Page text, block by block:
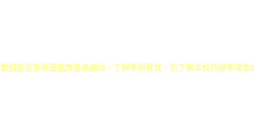
歡迎各位家長蒞臨真善美網站，了解學前教育，也了解本校的辦學理念